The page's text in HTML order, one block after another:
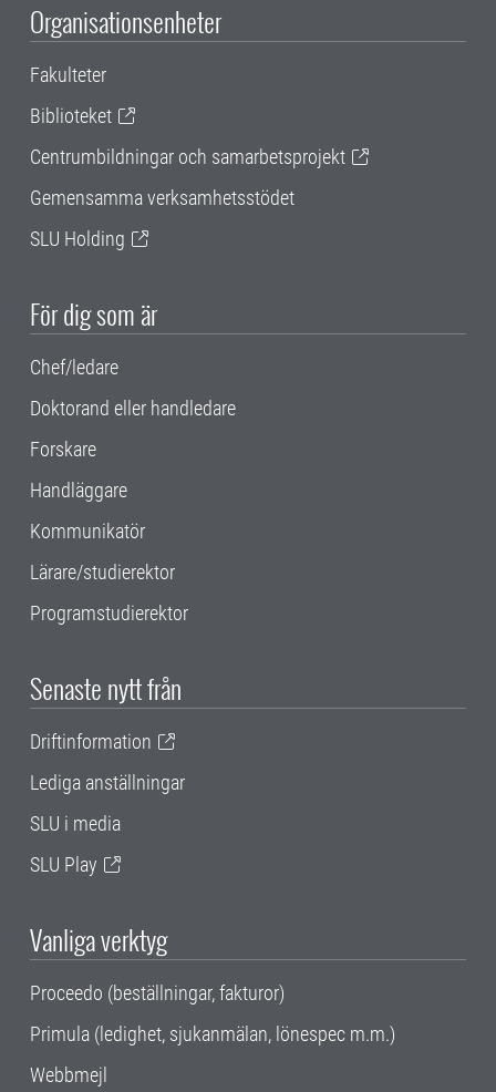
Organisationsenheter
Fakulteter
Biblioteket
Centrumbildningar och samarbetsprojekt
Gemensamma verksamhetsstödet
SLU Holding
För dig som är
Chef/ledare
Doktorand eller handledare
Forskare
Handläggare
Kommunikatör
Lärare/studierektor
Programstudierektor
Senaste nytt från
Driftinformation
Lediga anställningar
SLU i media
SLU Play
Vanliga verktyg
Proceedo (beställningar, fakturor)
Primula (ledighet, sjukanmälan, lönespec m.m.)
Webbmejl